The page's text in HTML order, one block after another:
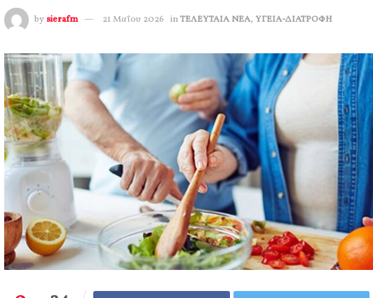
by sierafm 21 Μαΐου 2026 inΤΕΛΕΥΤΑΙΑ ΝΕΑ, ΥΓΕΙΑ-ΔΙΑΤΡΟΦΗ